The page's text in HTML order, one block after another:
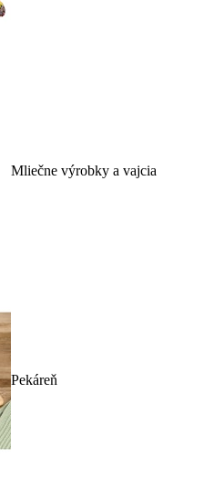
Mliečne výrobky a vajcia
Pekáreň